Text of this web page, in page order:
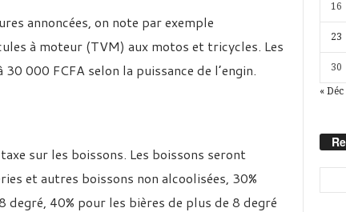
annoncées, on note par exemple
à moteur (TVM) aux motos et tricycles. Les
000 FCFA selon la puissance de l’engin.
sur les boissons. Les boissons seront
et autres boissons non alcoolisées, 30%
degré, 40% pour les bières de plus de 8 degré
16
23
30
« Déc